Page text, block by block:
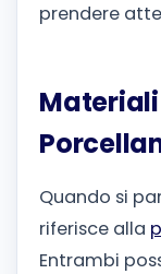
prendere
Quando si
riferisce alla
Entrambi